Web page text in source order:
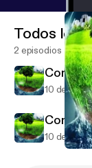
Todos los
2 episodios
10 de jun
10 de jun